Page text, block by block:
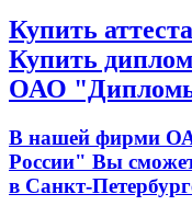
Купить
Купить
ОАО "Дипломы
В нашей фирми
России" Вы
в Санкт-